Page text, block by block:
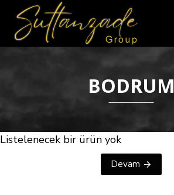
BODRUM
Listelenecek bir ürün yok
Devam